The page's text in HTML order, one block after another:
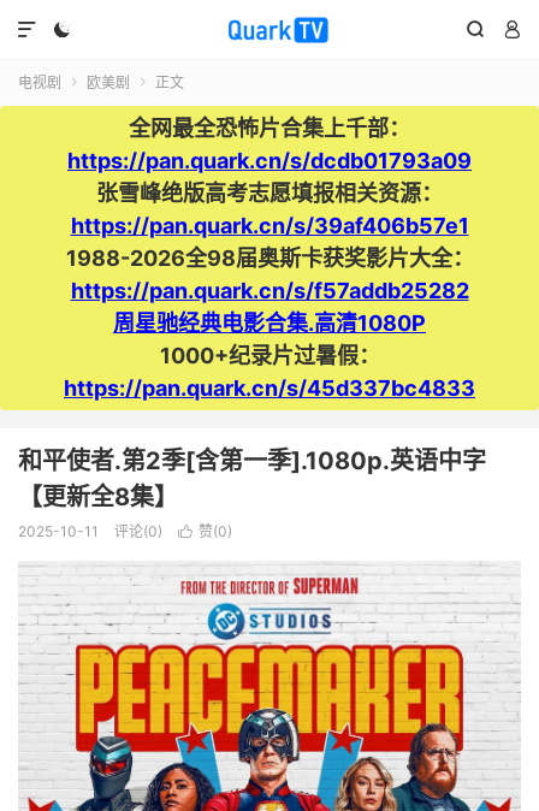
  

电视剧  欧美剧  正文
全网最全恐怖片合集上千部：
https://pan.quark.cn/s/dcdb01793a09
张雪峰绝版高考志愿填报相关资源：
https://pan.quark.cn/s/39af406b57e1
1988-2026全98届奥斯卡获奖影片大全：
https://pan.quark.cn/s/f57addb25282
周星驰经典电影合集.高清1080P
1000+纪录片过暑假：
https://pan.quark.cn/s/45d337bc4833
和平使者.第2季[含第一季].1080p.英语中字
【更新全8集】
2025-10-11 评论(0)  赞(0)